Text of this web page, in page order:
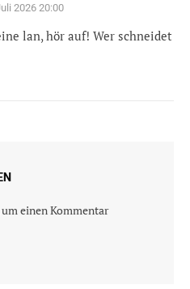
2026 20:00
lan, hör auf! Wer schneidet
einen Kommentar